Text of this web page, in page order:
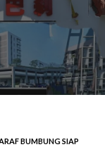
BUMBUNG SIAP